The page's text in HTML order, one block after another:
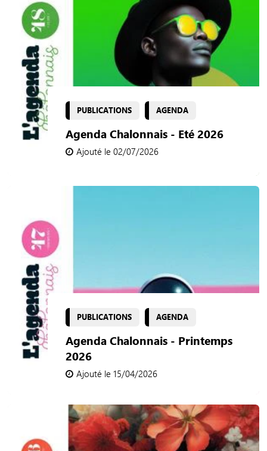
PUBLICATIONS AGENDA
Agenda Chalonnais - Eté 2026
Ajouté le 02/07/2026
PUBLICATIONS AGENDA
Agenda Chalonnais - Printemps
2026
Ajouté le 15/04/2026